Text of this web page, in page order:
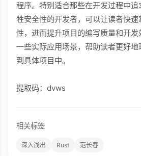
程序。特别适合那些在开发过程中
牲安全性的开发者，可以让读者快
性，进而提升项目的编写质量和开
一些实际应用场景，帮助读者更好
到具体项目中。
提取码：dvws
相关标签
深入浅出 Rust 范长春